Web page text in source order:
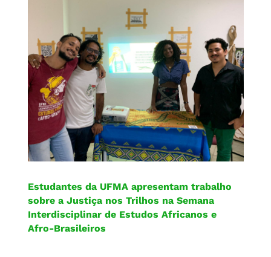
Estudantes da UFMA apresentam trabalho
sobre a Justiça nos Trilhos na Semana
Interdisciplinar de Estudos Africanos e
Afro-Brasileiros